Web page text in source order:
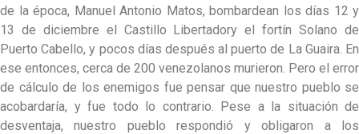
de la época, Manuel Antonio Matos, bombardean los días 12 y
13 de diciembre el Castillo Libertadory el fortín Solano de
Puerto Cabello, y pocos días después al puerto de La Guaira. En
ese entonces, cerca de 200 venezolanos murieron. Pero el error
de cálculo de los enemigos fue pensar que nuestro pueblo se
acobardaría, y fue todo lo contrario. Pese a la situación de
desventaja, nuestro pueblo respondió y obligaron a los